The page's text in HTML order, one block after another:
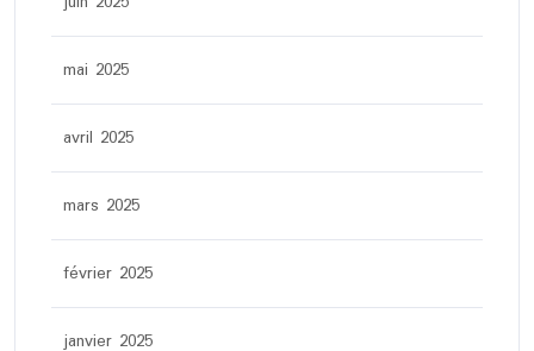
mai 2025
avril 2025
mars 2025
février 2025
janvier 2025